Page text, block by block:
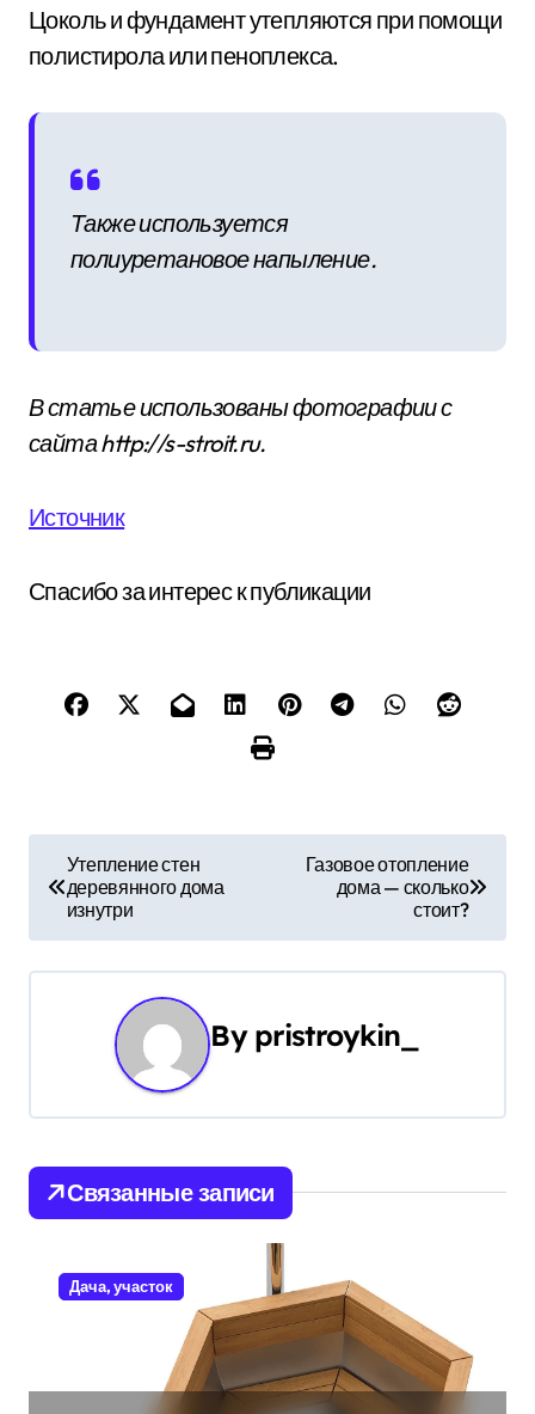
Цоколь и фундамент утепляются при помощи
полистирола или пеноплекса.
Также используется
полиуретановое напыление.
В статье использованы фотографии с
сайтаhttp://s-stroit.ru.
Источник
Спасибо за интерес к публикации
в
и
з
Утепление стен
деревянного дома
изнутри
Газовое отопление
дома — сколько
стоит?
By pristroykin_
Связанные записи
Дача, участок